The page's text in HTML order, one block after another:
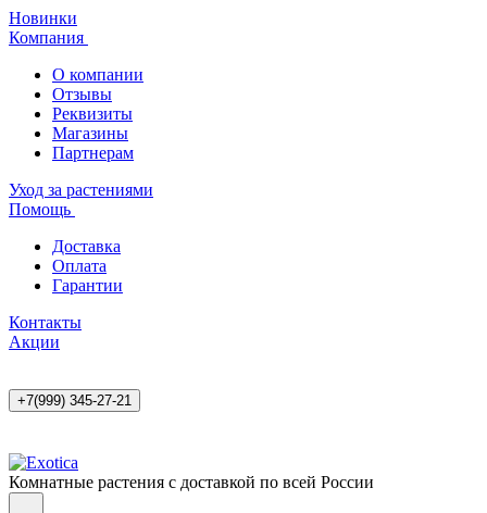
Новинки
Компания
О компании
Отзывы
Реквизиты
Магазины
Партнерам
Уход за растениями
Помощь
Доставка
Оплата
Гарантии
Контакты
Акции
+7(999) 345-27-21
Комнатные растения с доставкой по всей России